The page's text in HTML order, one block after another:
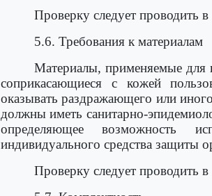
Проверку следует проводить
5.6. Требования к материалам
Материалы, применяемые для
соприкасающиеся с кожей
оказывать раздражающего или
должны иметь санитарно-
определяющее возможность
индивидуального средства защиты
Проверку следует проводить